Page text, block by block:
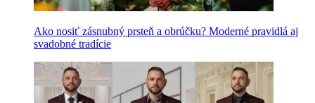
Ako nosiť zásnubný prsteň a obrúčku? Moderné pravidlá aj
svadobné tradície